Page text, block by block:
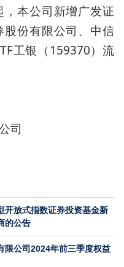
本公司新增广发证
份有限公司、中信
工银（159370）流
司
开放式指数证券投资基金新
的公告
限公司2024年前三季度权益